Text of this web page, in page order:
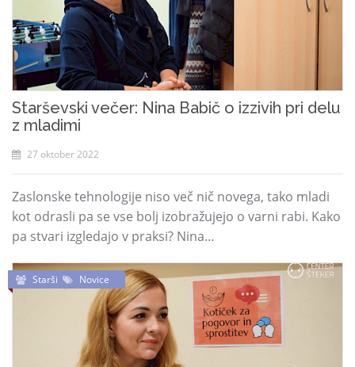
Starševski večer: Nina Babič o izzivih pri delu
z mladimi
27 oktober 2022
Zaslonske tehnologije niso več nič novega, tako mladi
kot odrasli pa se vse bolj izobražujejo o varni rabi. Kako
pa stvari izgledajo v praksi? Nina…
Starši Novice